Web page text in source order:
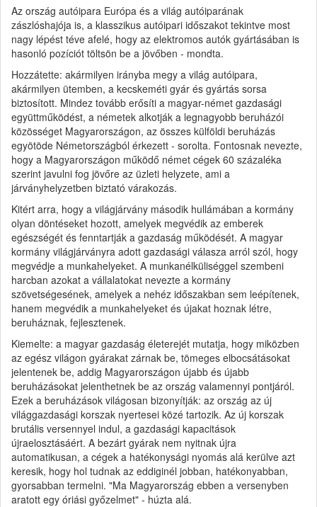
Az ország autóipara Európa és a világ autóiparának
zászlóshajója is, a klasszikus autóipari időszakot tekintve most
nagy lépést téve afelé, hogy az elektromos autók gyártásában is
hasonló pozíciót töltsön be a jövőben - mondta.
Hozzátette: akármilyen irányba megy a világ autóipara,
akármilyen ütemben, a kecskeméti gyár és gyártás sorsa
biztosított. Mindez tovább erősíti a magyar-német gazdasági
együttműködést, a németek alkotják a legnagyobb beruházói
közösséget Magyarországon, az összes külföldi beruházás
egyötöde Németországból érkezett - sorolta. Fontosnak nevezte,
hogy a Magyarországon működő német cégek 60 százaléka
szerint javulni fog jövőre az üzleti helyzete, ami a
járványhelyzetben biztató várakozás.
Kitért arra, hogy a világjárvány második hullámában a kormány
olyan döntéseket hozott, amelyek megvédik az emberek
egészségét és fenntartják a gazdaság működését. A magyar
kormány világjárványra adott gazdasági válasza arról szól, hogy
megvédje a munkahelyeket. A munkanélküliséggel szembeni
harcban azokat a vállalatokat nevezte a kormány
szövetségesének, amelyek a nehéz időszakban sem leépítenek,
hanem megvédik a munkahelyeket és újakat hoznak létre,
beruháznak, fejlesztenek.
Kiemelte: a magyar gazdaság életerejét mutatja, hogy miközben
az egész világon gyárakat zárnak be, tömeges elbocsátásokat
jelentenek be, addig Magyarországon újabb és újabb
beruházásokat jelenthetnek be az ország valamennyi pontjáról.
Ezek a beruházások világosan bizonyítják: az ország az új
világgazdasági korszak nyertesei közé tartozik. Az új korszak
brutális versennyel indul, a gazdasági kapacitások
újraelosztásáért. A bezárt gyárak nem nyitnak újra
automatikusan, a cégek a hatékonysági nyomás alá kerülve azt
keresik, hogy hol tudnak az eddiginél jobban, hatékonyabban,
gyorsabban termelni. "Ma Magyarország ebben a versenyben
aratott egy óriási győzelmet" - húzta alá.